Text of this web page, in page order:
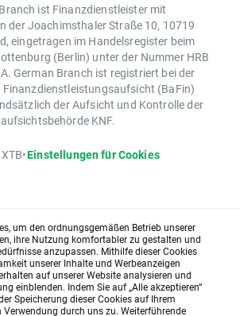
ist Finanzdienstleister mit
der Joachimsthaler Straße 10, 10719
eingetragen im Handelsregister beim
(Berlin) unter der Nummer HRB
German Branch ist registriert bei der
(BaFin)
der Aufsicht und Kontrolle der
KNF.
•Einstellungen für Cookies
um den ordnungsgemäßen Betrieb unserer
ihre Nutzung komfortabler zu gestalten und
anzupassen. Mithilfe dieser Cookies
unserer Inhalte und Werbeanzeigen
auf unserer Website analysieren und
einblenden. Indem Sie auf „Alle akzeptieren“
Speicherung dieser Cookies auf Ihrem
Verwendung durch uns zu. Weiterführende